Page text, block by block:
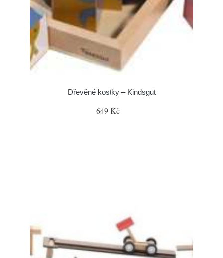
Dřevěné kostky – Kindsgut
649 Kč